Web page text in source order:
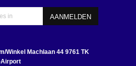
Winkel Machlaan 44 9761 TK
Airport